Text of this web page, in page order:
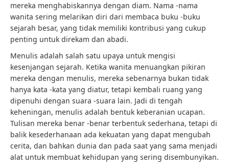
mereka menghabiskannya dengan diam. Nama -nama
wanita sering melarikan diri dari membaca buku -buku
sejarah besar, yang tidak memiliki kontribusi yang cukup
penting untuk direkam dan abadi.
Menulis adalah salah satu upaya untuk mengisi
kesenjangan sejarah. Ketika wanita menuangkan pikiran
mereka dengan menulis, mereka sebenarnya bukan tidak
hanya kata -kata yang diatur, tetapi kembali ruang yang
dipenuhi dengan suara -suara lain. Jadi di tengah
keheningan, menulis adalah bentuk keberanian ucapan.
Tulisan mereka benar -benar terbentuk sederhana, tetapi di
balik kesederhanaan ada kekuatan yang dapat mengubah
cerita, dan bahkan dunia dan pada saat yang sama menjadi
alat untuk membuat kehidupan yang sering disembunyikan.